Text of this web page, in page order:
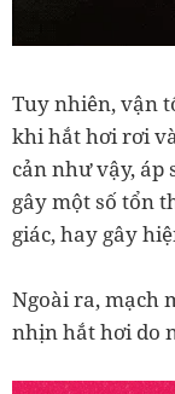
Tuy nhiên, vận
khi hắt hơi rơi
cản như vậy, áp
gây một số tổn
giác, hay gây
Ngoài ra, mạch
nhịn hắt hơi do